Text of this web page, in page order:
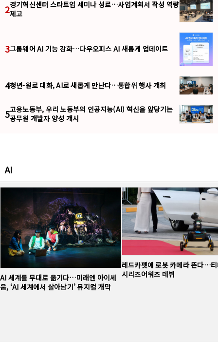
경기혁신센터 스타트업 세미나 성료…사업계획서 작성 역량
제고
2
그룹웨어 AI 기능 강화…다우오피스 AI 새롭게 업데이트
3
청년-원로 대화, AI로 새롭게 만난다…통합위 행사 개최
4
고용노동부, 우리 노동부의 인공지능(AI) 혁신을 앞당기는
공무원 개발자 양성 개시
5
AI
AI 세계를 무대로 옮기다…미래엔 아이세
움, ‘AI 세계에서 살아남기’ 뮤지컬 개막
레드카펫에 로봇 카메라 뜬다…
시리즈어워즈 데뷔